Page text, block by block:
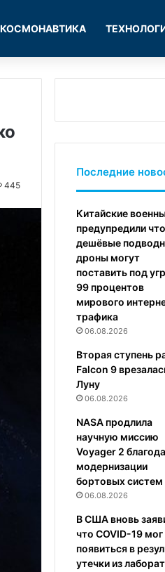
КОСМОНАВТИКА
445
Последние
Китайские
предупредили что
дешёвые
дроны могут
поставить под
99 процентов
мирового
трафика
06.08.2026
Вторая ступень
Falcon 9
Луну
06.08.2026
NASA продлила
научную миссию
Voyager 2
модернизации
бортовых систем
06.08.2026
В США вновь
что COVID-19 мог
появиться в
утечки из